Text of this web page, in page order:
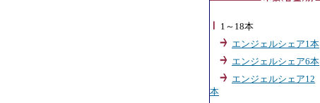
1～18本
エンジェルシェア1本
エンジェルシェア6本
エンジェルシェア12
本